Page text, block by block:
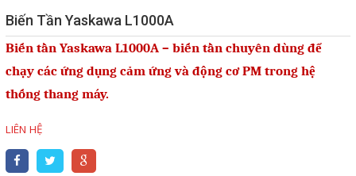
Biến Tần Yaskawa L1000A
Biến tần Yaskawa L1000A – biến tần chuyên dùng để
chạy các ứng dụng cảm ứng và động cơ PM trong hệ
thống thang máy.
LIÊN HỆ
độ ẩm
Đồng hồ thời gian thực
Máy dò kim loại
Màn hình cảm ứng HMI
PLC - Bộ lập trình PLC
Biến tần